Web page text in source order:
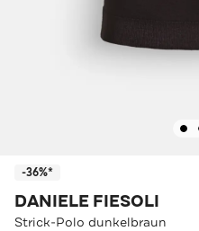
-36%*
DANIELE FIESOLI
Strick-Polo dunkelbraun